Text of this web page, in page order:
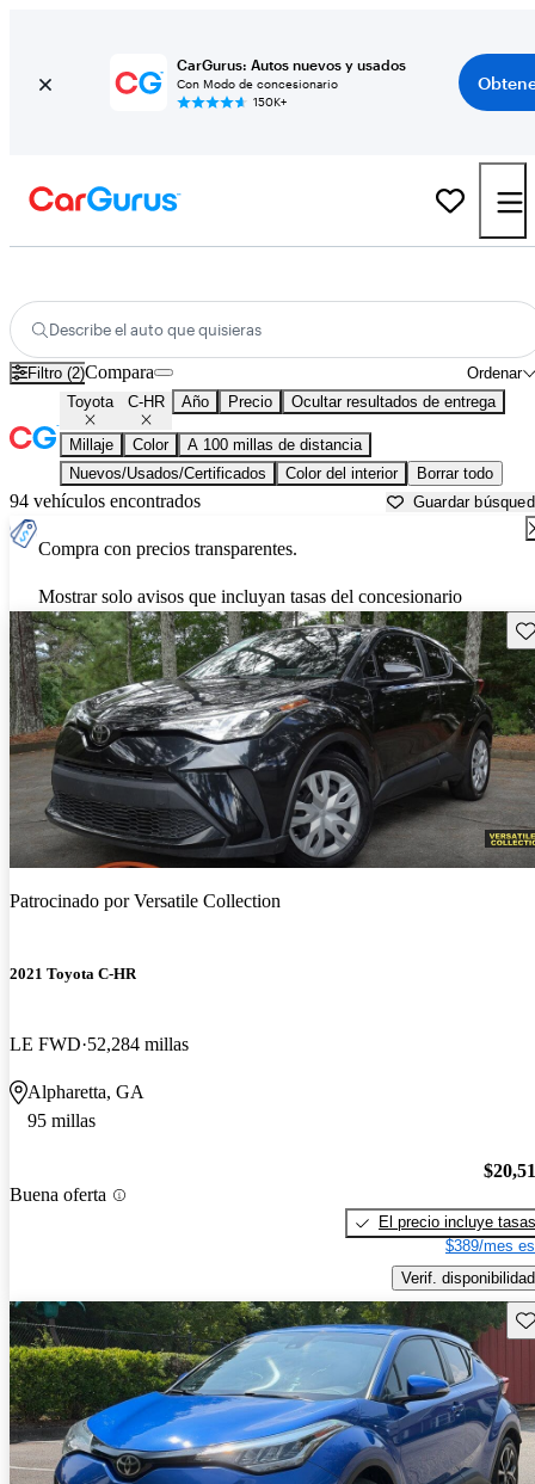
CarGurus: Autos nuevos y usados
Con Modo de concesionario
150K+
Describe el auto que quisieras
Filtro (2) Ordenar
Compara
Toyota C-HR Año Precio Ocultar resultados de entrega
Millaje Color
A 100 millas de distancia
Nuevos/Usados/Certificados
Color del interior Borrar todo
94 vehículos encontrados Guardar
Compra con precios transparentes.
Mostrar solo avisos que incluyan tasas del concesionario
Patrocinado porVersatile Collection
2021 Toyota C-HR
LE FWD 52,284 millas
Alpharetta, GA
95 millas
Buena oferta
El precio incluye tasas
$389/mes
Verif. disponibilidad